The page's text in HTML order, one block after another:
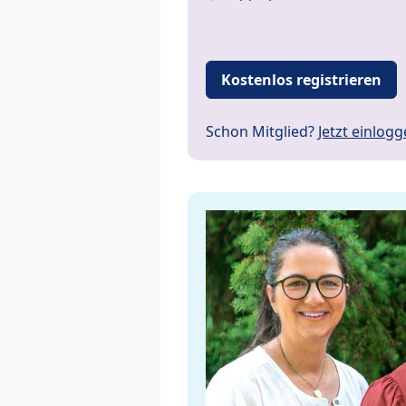
Kostenlos registrieren
Schon Mitglied? Jetzt